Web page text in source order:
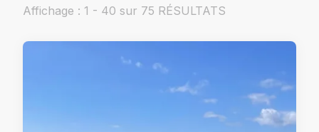
Affichage : 1 - 40 sur 75 RÉSULTATS